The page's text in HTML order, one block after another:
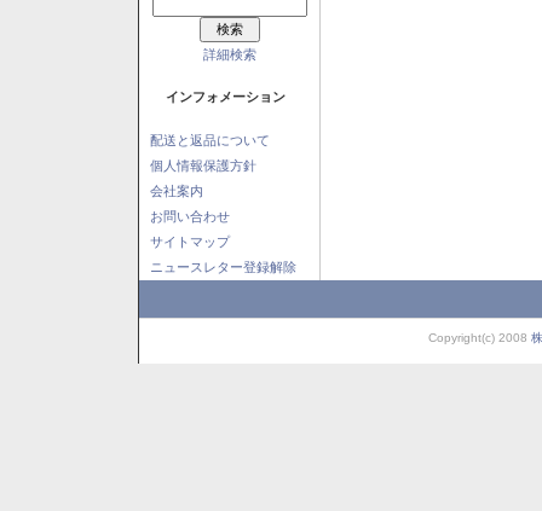
詳細検索
インフォメーション
配送と返品について
個人情報保護方針
会社案内
お問い合わせ
サイトマップ
ニュースレター登録解除
Copyright(c) 2008